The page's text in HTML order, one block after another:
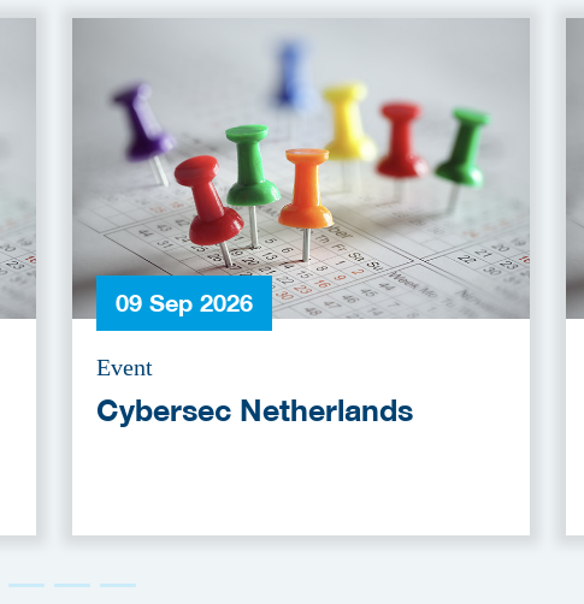
09 Sep 2026
Event
Cybersec Netherlands